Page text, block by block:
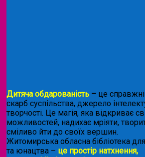
Дитяча обдарованість – це
скарб суспільства, джерело
творчості. Це магія, яка відкриває
можливостей, надихає мріяти,
сміливо йти до своїх вершин.
Житомирська обласна бібліотека
та юнацтва – це простір натхнення,